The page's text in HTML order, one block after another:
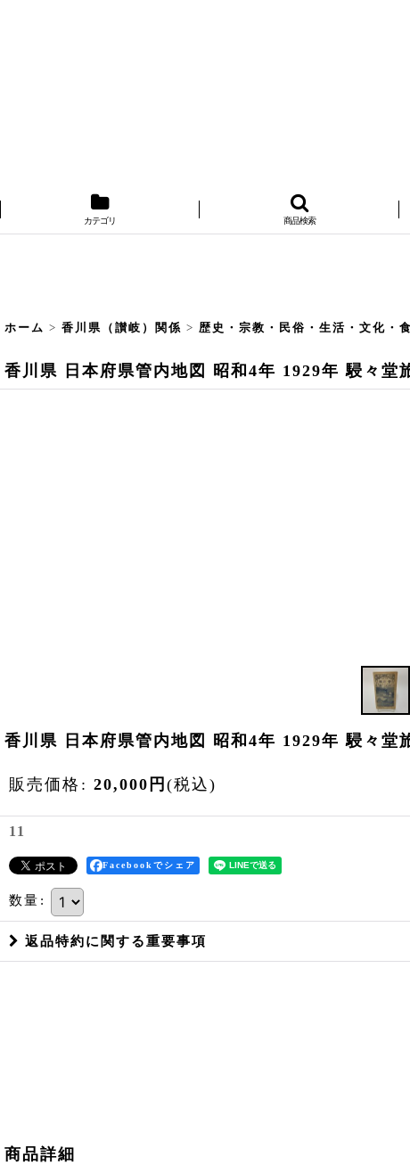
カテゴリ 商品検索
ホーム > 香川県（讃岐）関係 > 歴史・宗教・民俗・生活・文化・
香川県 日本府県管内地図 昭和4年 1929年 駸々堂
香川県 日本府県管内地図 昭和4年 1929年 駸々堂
販売価格 : 20,000 円 (税込)
11
Facebookでシェア
数量 :
返品特約に関する重要事項
商品詳細